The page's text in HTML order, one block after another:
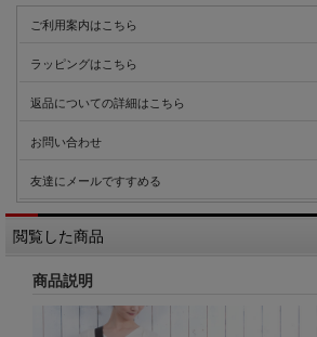
ご利用案内はこちら
ラッピングはこちら
返品についての詳細はこちら
お問い合わせ
友達にメールですすめる
閲覧した商品
商品説明